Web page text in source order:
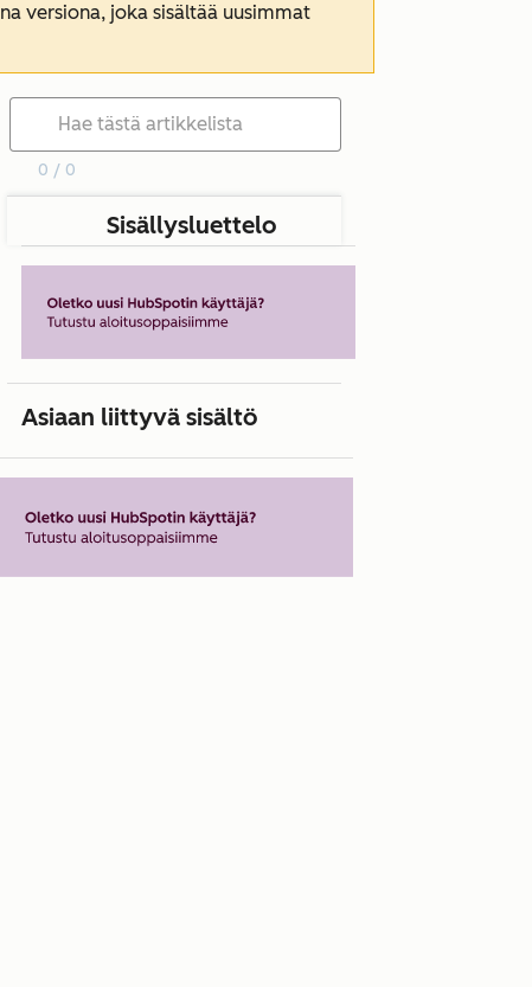
versiona, joka sisältää uusimmat
0 / 0
Sisällysluettelo
Asiaan liittyvä sisältö